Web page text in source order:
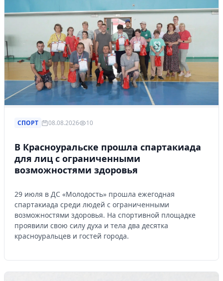
СПОРТ 08.08.2026 10
В Красноуральске прошла спартакиада
для лиц с ограниченными
возможностями здоровья
29 июля в ДС «Молодость» прошла ежегодная
спартакиада среди людей с ограниченными
возможностями здоровья. На спортивной площадке
проявили свою силу духа и тела два десятка
красноуральцев и гостей города.